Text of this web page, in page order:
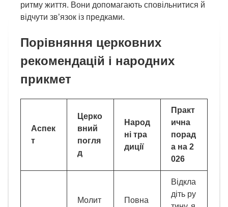
ритму життя. Вони допомагають сповільнитися й
відчути зв’язок із предками.
Порівняння церковних
рекомендацій і народних
прикмет
Аспек
т
Церко
вний
погля
д
Народ
ні тра
диції
Практ
ична
порад
а на 2
026
Молит
Повна
Відкла
діть ру